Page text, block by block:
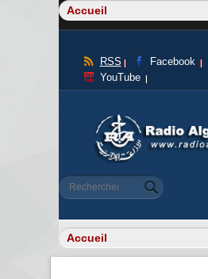
RSS Facebook
YouTube
Formulaire de
Rechercher